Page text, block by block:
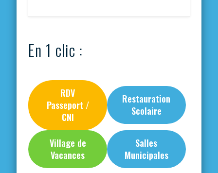
En 1 clic :
RDV
Passeport /
CNI
Restauration
Scolaire
Village de
Vacances
Salles
Municipales